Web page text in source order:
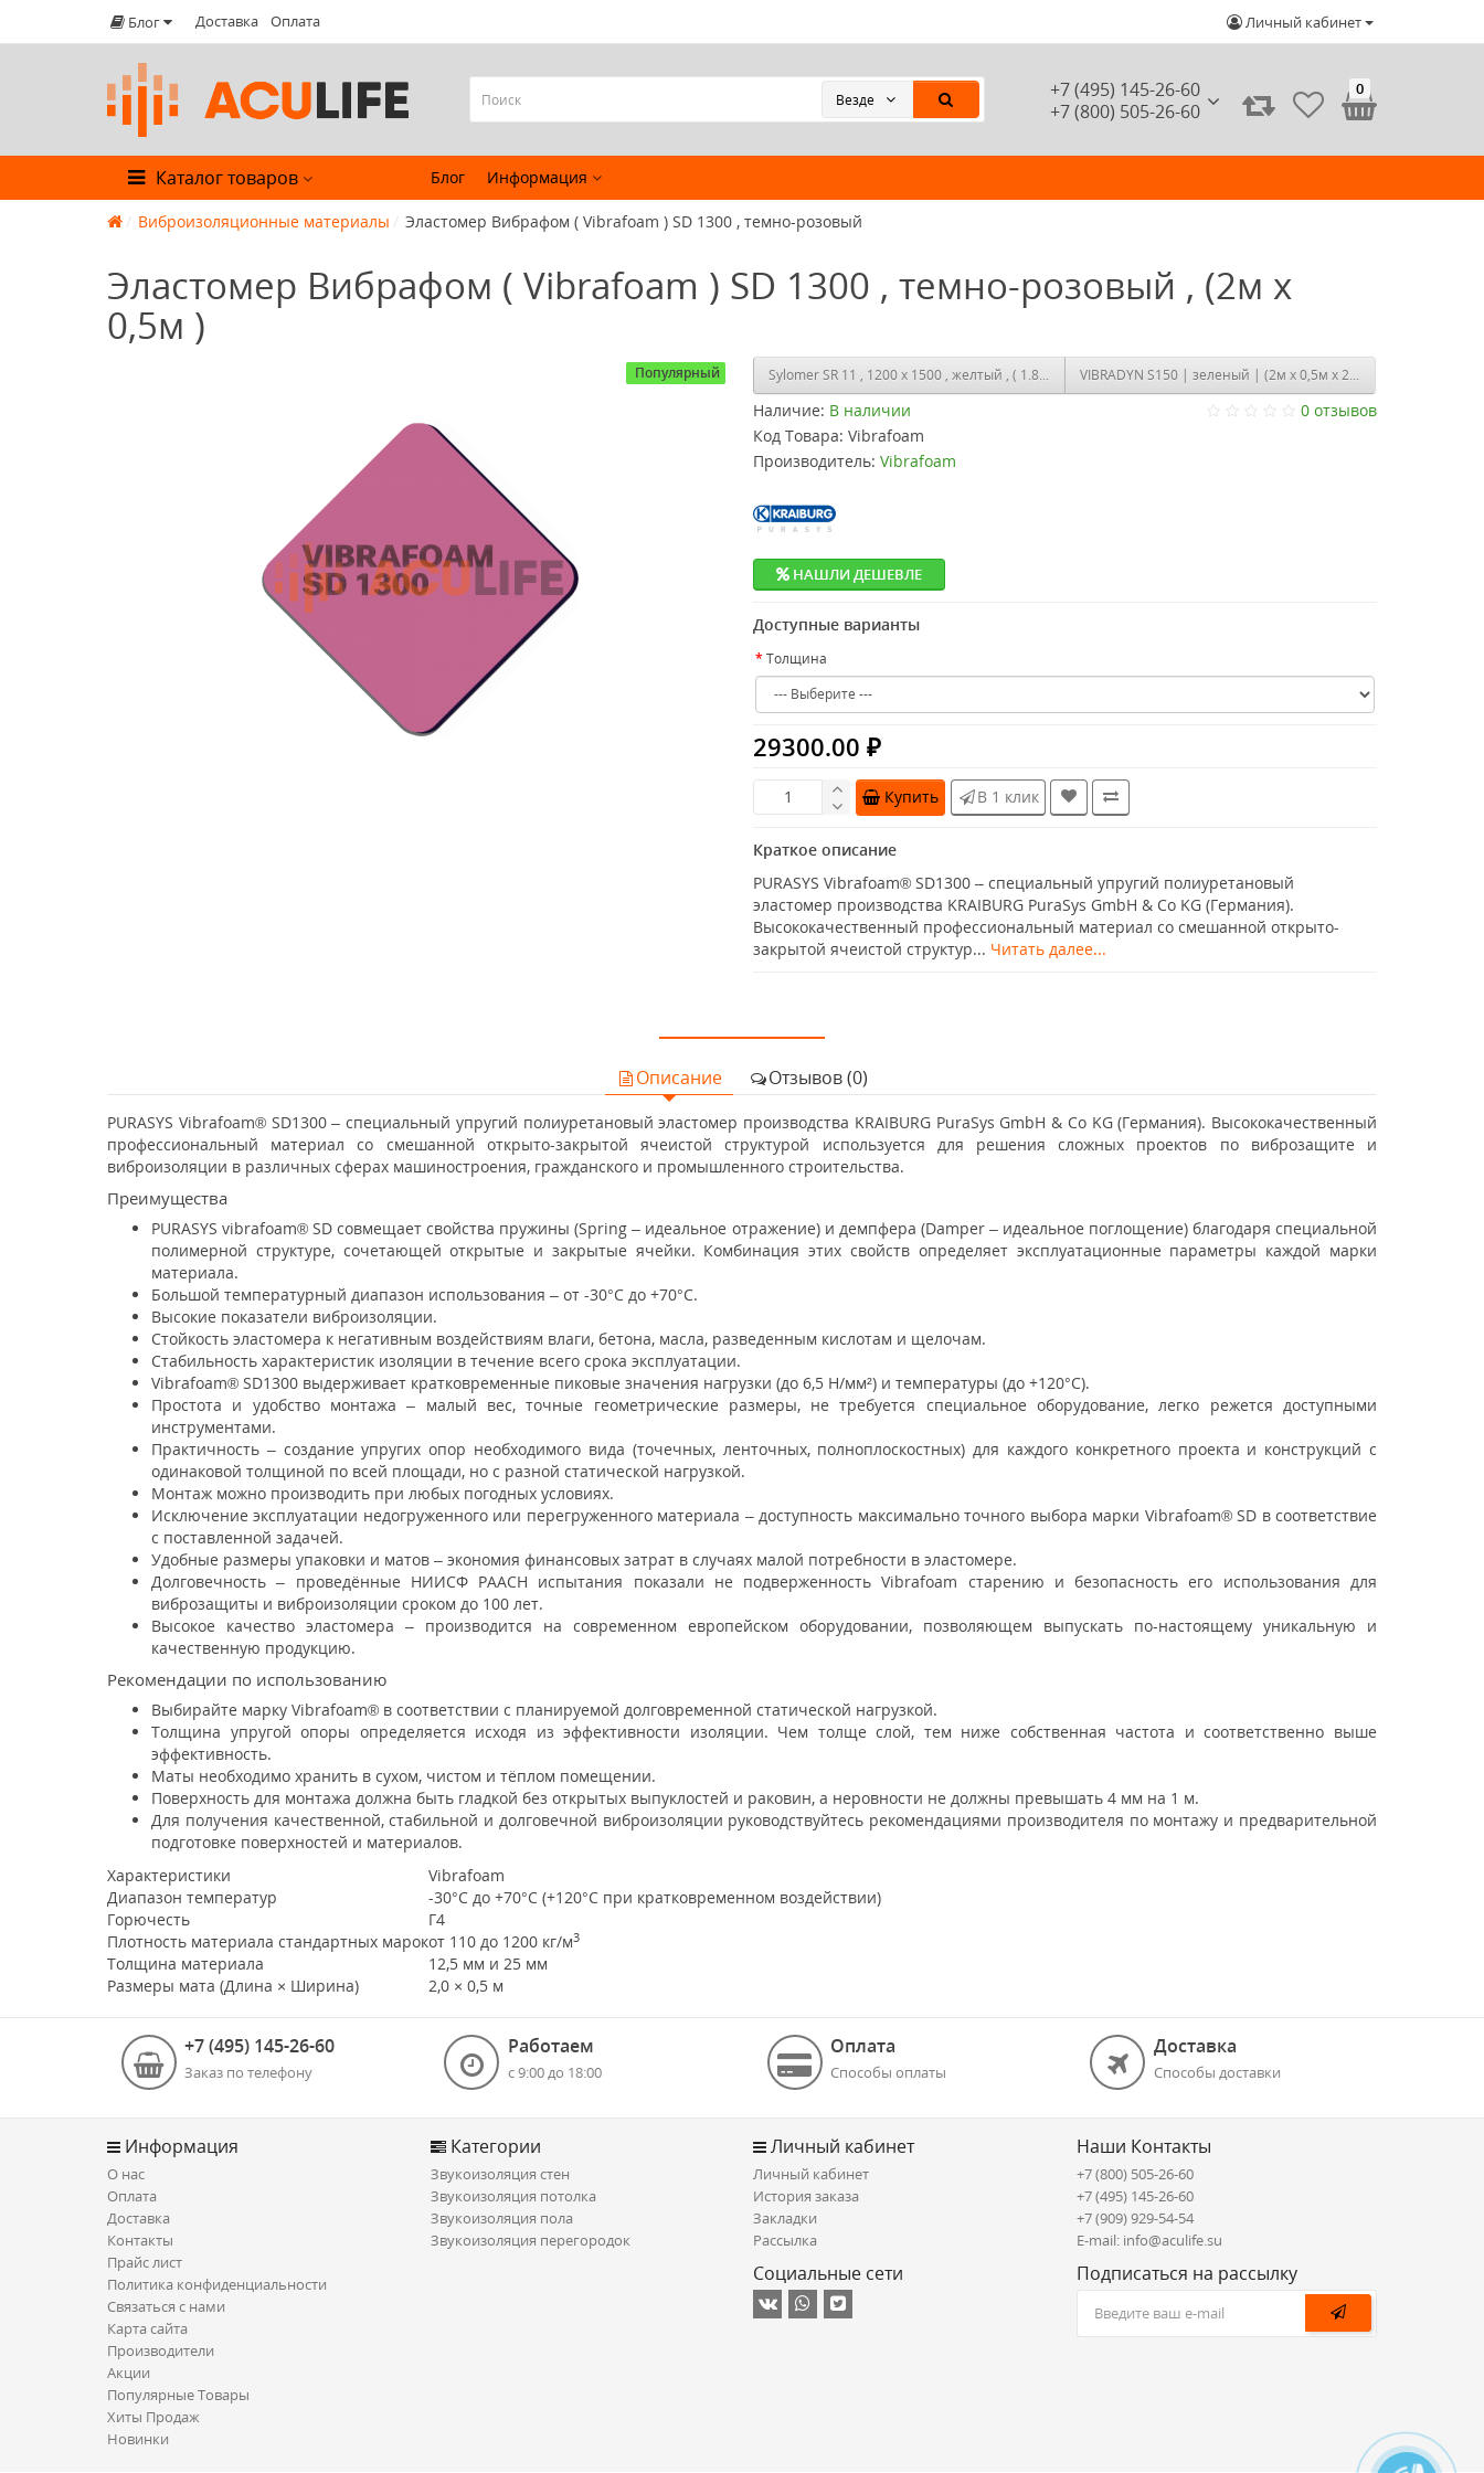
Блог Доставка Оплата Личный кабинет
+7 (495) 145-26-60
+7 (800) 505-26-60
Везде
0
Каталог товаров Блог Информация
Виброизоляционные материалы Эластомер Вибрафом ( Vibrafoam ) SD 1300 , темно-розовый
Эластомер Вибрафом ( Vibrafoam ) SD 1300 , темно-розовый , (2м х
0,5м )
Популярный Sylomer SR 11 , 1200 х 1500 , желтый , ( 1.8 м2 ) VIBRADYN S150 | зеленый | (2м х 0,5м x 25 мм)
Наличие: В наличии
0 отзывов
Код Товара: Vibrafoam
Производитель: Vibrafoam
НАШЛИ ДЕШЕВЛЕ
Доступные варианты
Толщина
29300.00 ₽
Купить В 1 клик
Краткое описание
PURASYS Vibrafoam® SD1300 – специальный упругий полиуретановый
эластомер производства KRAIBURG PuraSys GmbH & Co KG (Германия).
Высококачественный профессиональный материал со смешанной открыто-
закрытой ячеистой структур... Читать далее...
Описание Отзывов (0)
PURASYS Vibrafoam® SD1300 – специальный упругий полиуретановый эластомер производства KRAIBURG PuraSys GmbH & Co KG (Германия). Высококачественный
профессиональный материал со смешанной открыто-закрытой ячеистой структурой используется для решения сложных проектов по виброзащите и
виброизоляции в различных сферах машиностроения, гражданского и промышленного строительства.
Преимущества
PURASYS vibrafoam® SD совмещает свойства пружины (Spring – идеальное отражение) и демпфера (Damper – идеальное поглощение) благодаря специальной
полимерной структуре, сочетающей открытые и закрытые ячейки. Комбинация этих свойств определяет эксплуатационные параметры каждой марки
материала.
Большой температурный диапазон использования – от -30°C до +70°C.
Высокие показатели виброизоляции.
Стойкость эластомера к негативным воздействиям влаги, бетона, масла, разведенным кислотам и щелочам.
Стабильность характеристик изоляции в течение всего срока эксплуатации.
Vibrafoam® SD1300 выдерживает кратковременные пиковые значения нагрузки (до 6,5 H/мм²) и температуры (до +120°C).
Простота и удобство монтажа – малый вес, точные геометрические размеры, не требуется специальное оборудование, легко режется доступными
инструментами.
Практичность – создание упругих опор необходимого вида (точечных, ленточных, полноплоскостных) для каждого конкретного проекта и конструкций с
одинаковой толщиной по всей площади, но с разной статической нагрузкой.
Монтаж можно производить при любых погодных условиях.
Исключение эксплуатации недогруженного или перегруженного материала – доступность максимально точного выбора марки Vibrafoam® SD в соответствие
с поставленной задачей.
Удобные размеры упаковки и матов – экономия финансовых затрат в случаях малой потребности в эластомере.
Долговечность – проведённые НИИСФ РААСН испытания показали не подверженность Vibrafoam старению и безопасность его использования для
виброзащиты и виброизоляции сроком до 100 лет.
Высокое качество эластомера – производится на современном европейском оборудовании, позволяющем выпускать по-настоящему уникальную и
качественную продукцию.
Рекомендации по использованию
Выбирайте марку Vibrafoam® в соответствии с планируемой долговременной статической нагрузкой.
Толщина упругой опоры определяется исходя из эффективности изоляции. Чем толще слой, тем ниже собственная частота и соответственно выше
эффективность.
Маты необходимо хранить в сухом, чистом и тёплом помещении.
Поверхность для монтажа должна быть гладкой без открытых выпуклостей и раковин, а неровности не должны превышать 4 мм на 1 м.
Для получения качественной, стабильной и долговечной виброизоляции руководствуйтесь рекомендациями производителя по монтажу и предварительной
подготовке поверхностей и материалов.
Характеристики
Vibrafoam
Диапазон температур
-30°С до +70°С (+120°С при кратковременном воздействии)
Горючесть
Г4
Плотность материала стандартных марокот 110 до 1200 кг/м3
Толщина материала
12,5 мм и 25 мм
Размеры мата (Длина × Ширина)
2,0 × 0,5 м
+7 (495) 145-26-60
Заказ по телефону
Работаем
с 9:00 до 18:00
Оплата
Способы оплаты
Доставка
Способы доставки
Информация
О нас
Оплата
Доставка
Контакты
Прайс лист
Политика конфиденциальности
Связаться с нами
Карта сайта
Производители
Акции
Популярные Товары
Хиты Продаж
Новинки
Категории
Звукоизоляция стен
Звукоизоляция потолка
Звукоизоляция пола
Звукоизоляция перегородок
Личный кабинет
Личный кабинет
История заказа
Закладки
Рассылка
Социальные сети
Наши Контакты
+7 (800) 505-26-60
+7 (495) 145-26-60
+7 (909) 929-54-54
E-mail: info@aculife.su
Подписаться на рассылку